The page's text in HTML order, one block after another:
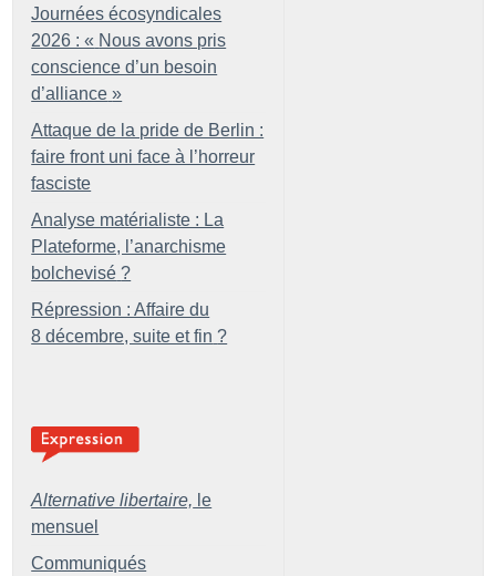
Journées écosyndicales
2026 : « Nous avons pris
conscience d’un besoin
d’alliance »
Attaque de la pride de Berlin :
faire front uni face à l’horreur
fasciste
Analyse matérialiste : La
Plateforme, l’anarchisme
bolchevisé ?
Répression : Affaire du
8 décembre, suite et fin ?
Alternative libertaire, le
mensuel
Communiqués